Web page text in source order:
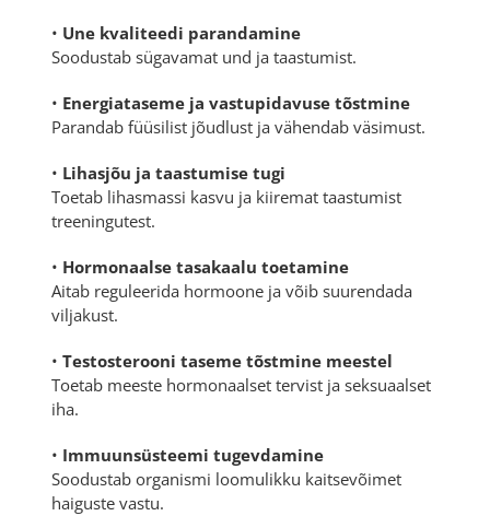
• Une kvaliteedi parandamine
Soodustab sügavamat und ja taastumist.
• Energiataseme ja vastupidavuse tõstmine
Parandab füüsilist jõudlust ja vähendab väsimust.
• Lihasjõu ja taastumise tugi
Toetab lihasmassi kasvu ja kiiremat taastumist
treeningutest.
• Hormonaalse tasakaalu toetamine
Aitab reguleerida hormoone ja võib suurendada
viljakust.
• Testosterooni taseme tõstmine meestel
Toetab meeste hormonaalset tervist ja seksuaalset
iha.
• Immuunsüsteemi tugevdamine
Soodustab organismi loomulikku kaitsevõimet
haiguste vastu.